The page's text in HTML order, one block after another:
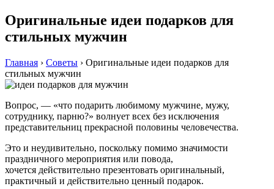
Оригинальные идеи подарков для
стильных мужчин
Главная › Советы › Оригинальные идеи подарков для
стильных мужчин
Вопрос, — «что подарить любимому мужчине, мужу,
сотруднику, парню?» волнует всех без исключения
представительниц прекрасной половины человечества.
Это и неудивительно, поскольку помимо значимости
праздничного мероприятия или повода,
хочется действительно презентовать оригинальный,
практичный и действительно ценный подарок.